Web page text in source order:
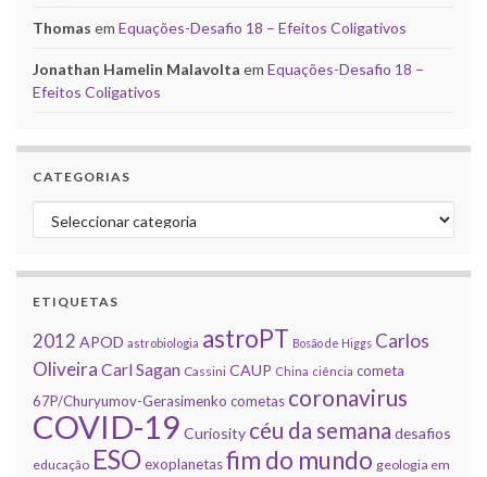
Thomas em Equações-Desafio 18 – Efeitos Coligativos
Jonathan Hamelin Malavolta em Equações-Desafio 18 –
Efeitos Coligativos
CATEGORIAS
Categorias
ETIQUETAS
2012 APOD astrobiologia astroPT Bosão de Higgs Carlos
Oliveira Carl Sagan Cassini CAUP China ciência cometa
67P/Churyumov-Gerasimenko cometas coronavirus
COVID-19 Curiosity céu da semana desafios
educação ESOexoplanetasfim do mundo geologia em